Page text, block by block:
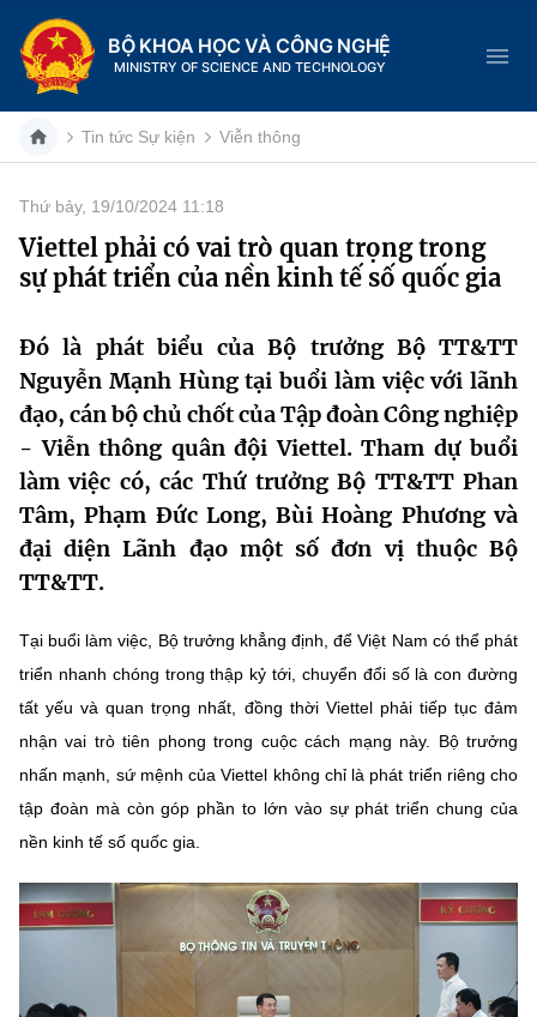
BỘ KHOA HỌC VÀ CÔNG NGHỆ
MINISTRY OF SCIENCE AND TECHNOLOGY
Danh mục
Trang chủ
Giới thiệu
Chức năng nhiệm vụ
Cơ cấu tổ chức
Lịch sử phát triển
Sở Khoa học và Công nghệ
Tin tức sự kiện
Khoa học và Công nghệ
Đổi mới sáng tạo
Chuyển đổi số
Bưu chính, Viễn thông
Sở hữu trí tuệ
Tiêu chuẩn, đo lường, chất lượng
Năng lượng nguyên tử
Tin địa phương
Dịch vụ công
Hệ thống văn bản
Văn bản QPPL
Lấy ý kiến người dân về dự thảo VBQPPL
MST IOFFICE
Khoa học và Công nghệ
Đổi mới sáng tạo
Bưu chính, Viễn thông
Sở hữu trí tuệ
Tiêu chuẩn, đo lường, chất lượng
Multimedia
Khác
Infographic
Ảnh
Tin tức Sự kiện Viễn thông
Thứ bảy, 19/10/2024 11:18
Viettel phải có vai trò quan trọng trong
sự phát triển của nền kinh tế số quốc gia
Đó là phát biểu của Bộ trưởng Bộ TT&TT
Nguyễn Mạnh Hùng tại buổi làm việc với lãnh
đạo, cán bộ chủ chốt của Tập đoàn Công nghiệp
- Viễn thông quân đội Viettel. Tham dự buổi
làm việc có, các Thứ trưởng Bộ TT&TT Phan
Tâm, Phạm Đức Long, Bùi Hoàng Phương và
đại diện Lãnh đạo một số đơn vị thuộc Bộ
TT&TT.
Tại buổi làm việc, Bộ trưởng khẳng định, để Việt Nam có thể phát
triển nhanh chóng trong thập kỷ tới, chuyển đổi số là con đường
tất yếu và quan trọng nhất, đồng thời Viettel phải tiếp tục đảm
nhận vai trò tiên phong trong cuộc cách mạng này. Bộ trưởng
nhấn mạnh, sứ mệnh của Viettel không chỉ là phát triển riêng cho
tập đoàn mà còn góp phần to lớn vào sự phát triển chung của
nền kinh tế số quốc gia.